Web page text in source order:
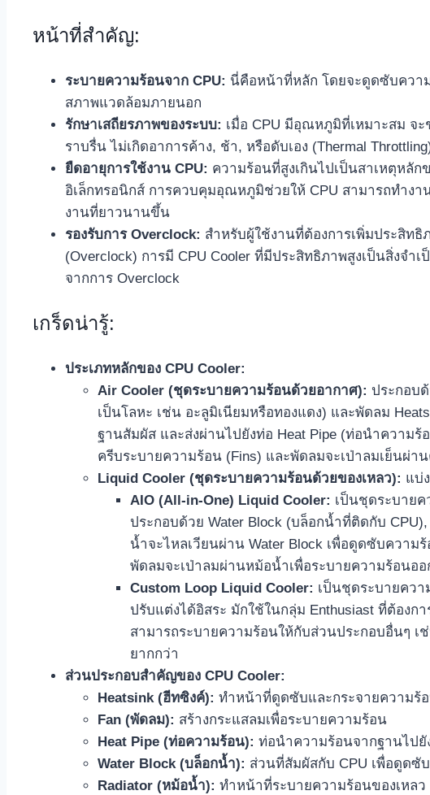
หน้าที่สำคัญ:
ระบายความร้อนจาก CPU: นี่คือหน้าที่หลัก โดยจะดูดซับควา
สภาพแวดล้อมภายนอก
รักษาเสถียรภาพของระบบ: เมื่อ CPU มีอุณหภูมิที่เหมาะสม จ
ราบรื่น ไม่เกิดอาการค้าง, ช้า, หรือดับเอง (Thermal
ยืดอายุการใช้งาน CPU: ความร้อนที่สูงเกินไปเป็นสาเหตุหลั
อิเล็กทรอนิกส์ การควบคุมอุณหภูมิช่วยให้ CPU สามารถทำงา
งานที่ยาวนานขึ้น
รองรับการ Overclock: สำหรับผู้ใช้งานที่ต้องการเพิ่มประสิทธิ
(Overclock) การมี CPU Cooler ที่มีประสิทธิภาพสูงเป็นสิ่งจ
จากการ Overclock
เกร็ดน่ารู้:
ประเภทหลักของ CPU Cooler:
Air Cooler (ชุดระบายความร้อนด้วยอากาศ): ประกอบ
เป็นโลหะ เช่น อะลูมิเนียมหรือทองแดง) และพัดลม
ฐานสัมผัส และส่งผ่านไปยังท่อ Heat Pipe (ท่อนำความ
ครีบระบายความร้อน (Fins) และพัดลมจะเป่าลมเย็นผ่า
Liquid Cooler (ชุดระบายความร้อนด้วยของเหลว): แบ่
AIO (All-in-One) Liquid Cooler: เป็นชุดระบาย
ประกอบด้วย Water Block (บล็อกน้ำที่ติดกับ
น้ำจะไหลเวียนผ่าน Water Block เพื่อดูดซับความ
พัดลมจะเป่าลมผ่านหม้อน้ำเพื่อระบายความร้อนออ
Custom Loop Liquid Cooler: เป็นชุดระบายคว
ปรับแต่งได้อิสระ มักใช้ในกลุ่ม Enthusiast ที่ต้องก
สามารถระบายความร้อนให้กับส่วนประกอบอื่นๆ เ
ยากกว่า
ส่วนประกอบสำคัญของ CPU Cooler:
Heatsink (ฮีทซิงค์): ทำหน้าที่ดูดซับและกระจายความร้
Fan (พัดลม): สร้างกระแสลมเพื่อระบายความร้อน
Heat Pipe (ท่อความร้อน): ท่อนำความร้อนจากฐานไปยั
Water Block (บล็อกน้ำ): ส่วนที่สัมผัสกับ CPU เพื่อดูดซั
Radiator (หม้อน้ำ): ทำหน้าที่ระบายความร้อนของเหลว